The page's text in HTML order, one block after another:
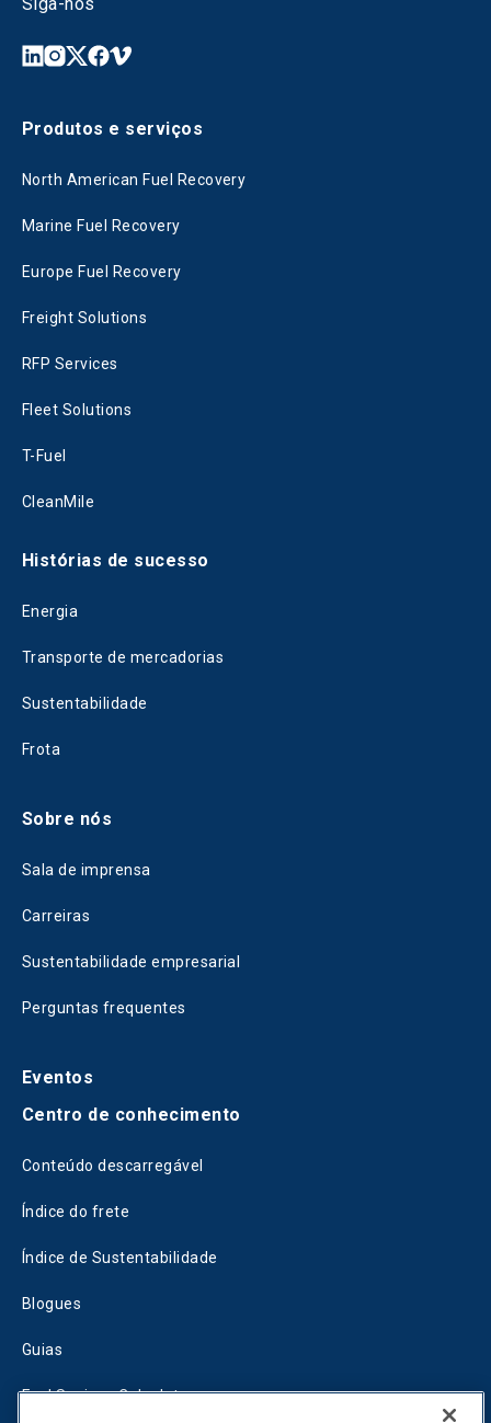
Produtos e serviços
North American Fuel Recovery
Marine Fuel Recovery
Europe Fuel Recovery
Freight Solutions
RFP Services
Fleet Solutions
T-Fuel
CleanMile
Histórias de sucesso
Energia
Transporte de mercadorias
Sustentabilidade
Frota
Sobre nós
Sala de imprensa
Carreiras
Sustentabilidade empresarial
Perguntas frequentes
Eventos
Centro de conhecimento
Conteúdo descarregável
Índice do frete
Índice de Sustentabilidade
Blogues
Guias
Fuel Savings Calculator